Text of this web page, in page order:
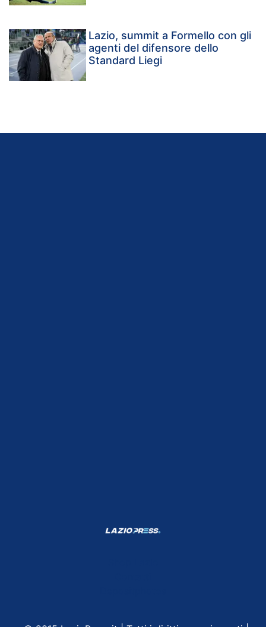
Lazio, summit a Formello con gli
agenti del difensore dello
Standard Liegi